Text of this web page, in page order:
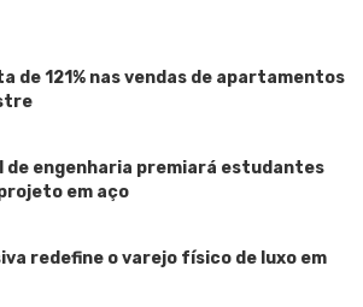
de 121% nas vendas de apartamentos
de engenharia premiará estudantes
em aço
redefine o varejo físico de luxo em